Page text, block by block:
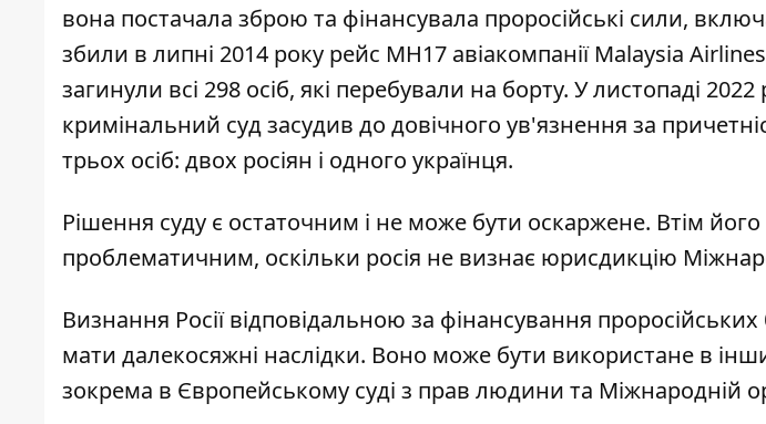
вона постачала зброю та фінансувала проросійські сили,
збили в липні 2014 року рейс MH17 авіакомпанії Malaysia
загинули всі 298 осіб, які перебували на борту. У листопаді
кримінальний суд засудив до довічного ув'язнення за
трьох осіб: двох росіян і одного українця.
Рішення суду є остаточним і не може бути оскаржене. Втім
проблематичним, оскільки росія не визнає юрисдикцію
Визнання Росії відповідальною за фінансування
мати далекосяжні наслідки. Воно може бути використане в
зокрема в Європейському суді з прав людини та Міжнародній